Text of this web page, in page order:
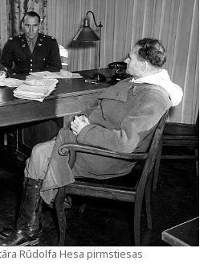
Rūdolfa Hesa pirmstiesas